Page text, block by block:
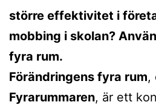
större effektivitet i
mobbing i skolan?
fyra rum.
Förändringens fyra rum,
Fyrarummaren, är ett